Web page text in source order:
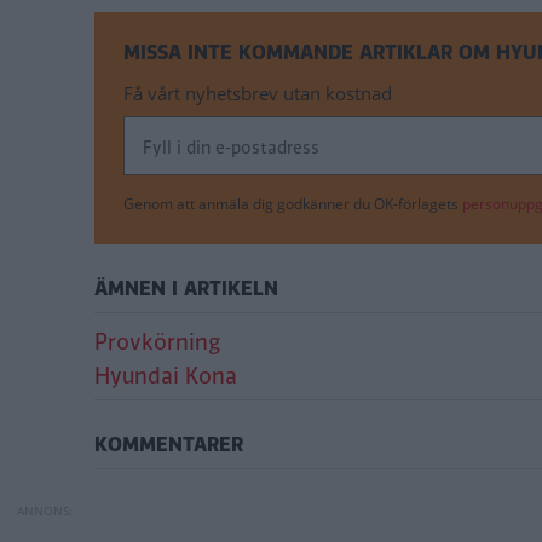
MISSA INTE KOMMANDE ARTIKLAR OM
Få vårt nyhetsbrev utan kostnad
Genom att anmäla dig godkänner du OK-förlagets
ÄMNEN I ARTIKELN
Provkörning
Hyundai Kona
KOMMENTARER